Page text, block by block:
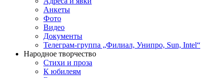
Анкеты
Фото
Видео
Документы
Телеграм-группа „Филиал, Унипро, Sun, Intel“
Народное творчество
Стихи и проза
К юбилеям